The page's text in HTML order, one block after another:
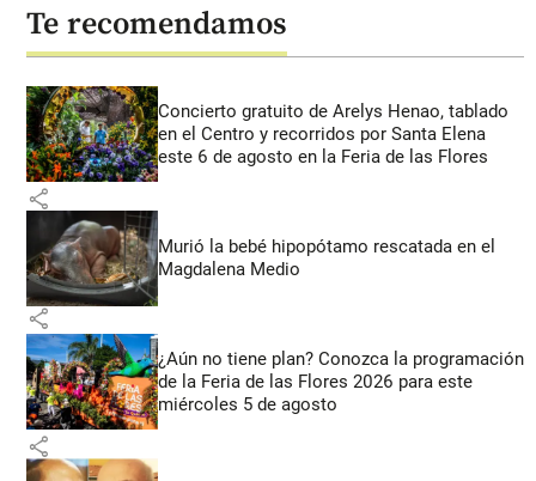
Te recomendamos
Concierto gratuito de Arelys Henao, tablado
en el Centro y recorridos por Santa Elena
este 6 de agosto en la Feria de las Flores
share
Murió la bebé hipopótamo rescatada en el
Magdalena Medio
share
¿Aún no tiene plan? Conozca la programación
de la Feria de las Flores 2026 para este
miércoles 5 de agosto
share